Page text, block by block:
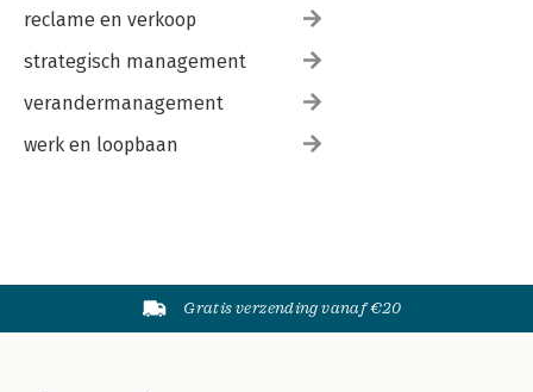
reclame en verkoop
strategisch management
verandermanagement
werk en loopbaan
Gratis verzending vanaf €20